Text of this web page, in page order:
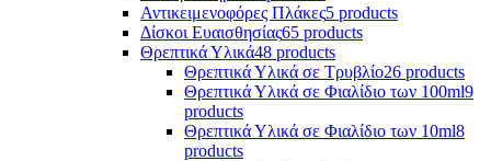
Αντικειμενοφόρες Πλάκες5 products
Δίσκοι Ευαισθησίας65 products
Θρεπτικά Υλικά48 products
Θρεπτικά Υλικά σε Τρυβλίο26 products
Θρεπτικά Υλικά σε Φιαλίδιο των 100ml9
products
Θρεπτικά Υλικά σε Φιαλίδιο των 10ml8
products